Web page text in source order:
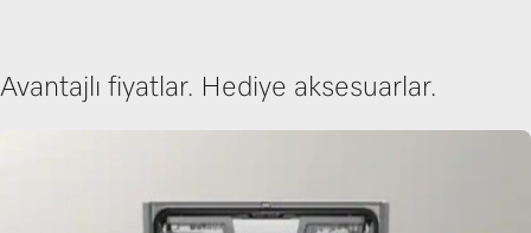
Avantajlı fiyatlar. Hediye aksesuarlar.